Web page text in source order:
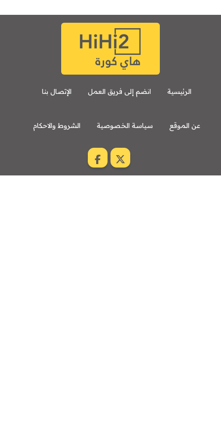
الرئيسية انضم إلى فريق العمل الإتصال بنا
عن الموقع سياسة الخصوصية الشروط والاحكام